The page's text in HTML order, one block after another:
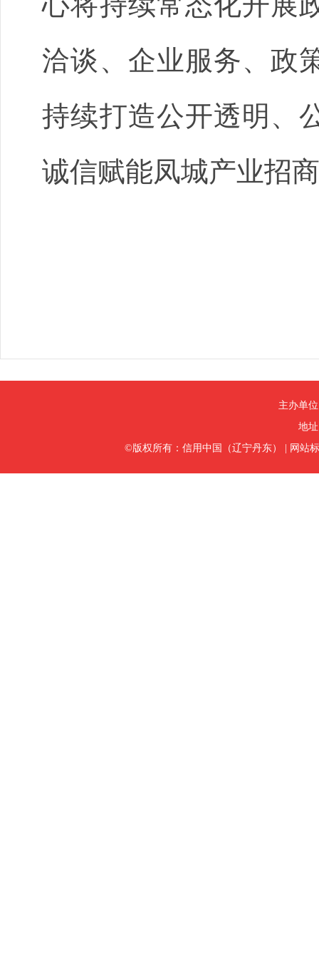
洽谈、企业服务、政
持续打造公开透明、
诚信赋能凤城产业招
主办单
地
©版权所有：信用中国（辽宁丹东）
网站